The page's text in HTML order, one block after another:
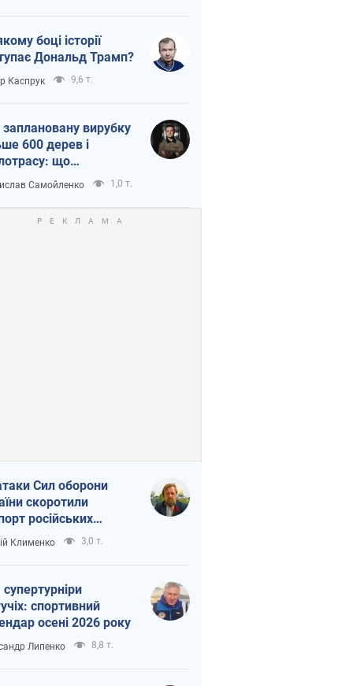
боці історії
Дональд Трамп?
Каспрук 9,6 т.
вирубку
600 дерев і
що
на Теремках
Самойленко 1,0 т.
Сил оборони
скоротили
російських
Клименко 3,0 т.
спортивний
осені 2026 року
Липенко 8,8 т.